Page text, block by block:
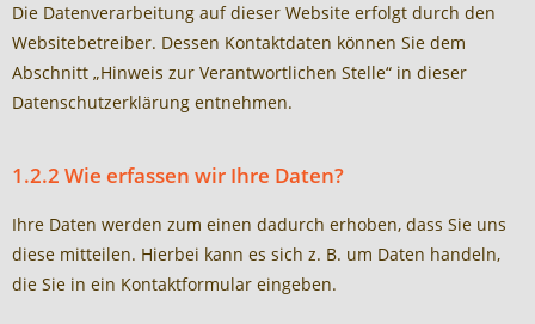
Die Datenverarbeitung auf dieser Website erfolgt durch den
Websitebetreiber. Dessen Kontaktdaten können Sie dem
Abschnitt „Hinweis zur Verantwortlichen Stelle“ in dieser
Datenschutzerklärung entnehmen.
1.2.2 Wie erfassen wir Ihre Daten?
Ihre Daten werden zum einen dadurch erhoben, dass Sie uns
diese mitteilen. Hierbei kann es sich z. B. um Daten handeln,
die Sie in ein Kontaktformular eingeben.